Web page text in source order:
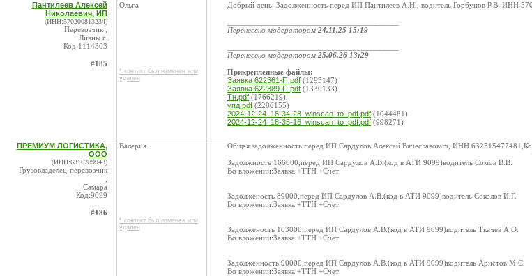
Пантилеев Алексей
Николаевич, ИП
(ИНН:570200813234)
Перевозчик ,
Ливны г.
Код:1114303
#185
Ольга
* контакт был изменен или
удален
Добрый день. Задолженность перед ИП Пантилеев А.Н., водитель Горбунов Р.В. ИНН
Перенесено модератором 24.11.25 15:19
Перенесено модератором 25.06.26 13:29
Прикрепленные файлы:
Заявка 622361-П.pdf (1293147)
Заявка 622389-П.pdf (1330133)
Тн.pdf (1766219)
упд.pdf (2206155)
2024-12-24_18-34-28_winscan_to_pdf.pdf (1044481)
2024-12-24_18-35-16_winscan_to_pdf.pdf (998271)
ПРЕМИУМ ЛОГИСТИКА,
ООО
(ИНН:6316289943)
Грузовладелец-перевозчик
Самара
Код:9099
#186
Валерия
* контакт был изменен или
удален
Общая задолженность перед ИП Сардулов Алексей Вячеславович, ИНН
Задолжность 166000,перед ИП Сардулов А.В.(код в АТИ 9099)водитель Сомов В.В.
Во вложении:Заявка +ТТН +Счет
Задолженость 89000,перед ИП Сардулов А.В.(код в АТИ 9099)водитель Соколов И.Г.
Во вложении:Заявка +ТТН +Счет
Задолженость 103000,перед ИП Сардулов А.В.(код в АТИ 9099)водитель Ткачев А.О.
Во вложении:Заявка +ТТН +Счет
Задолженность 90000,перед ИП Сардулов А.В.(код в АТИ 9099)водитель Аристов М.С.
Во вложении:Заявка +ТТН +Счет